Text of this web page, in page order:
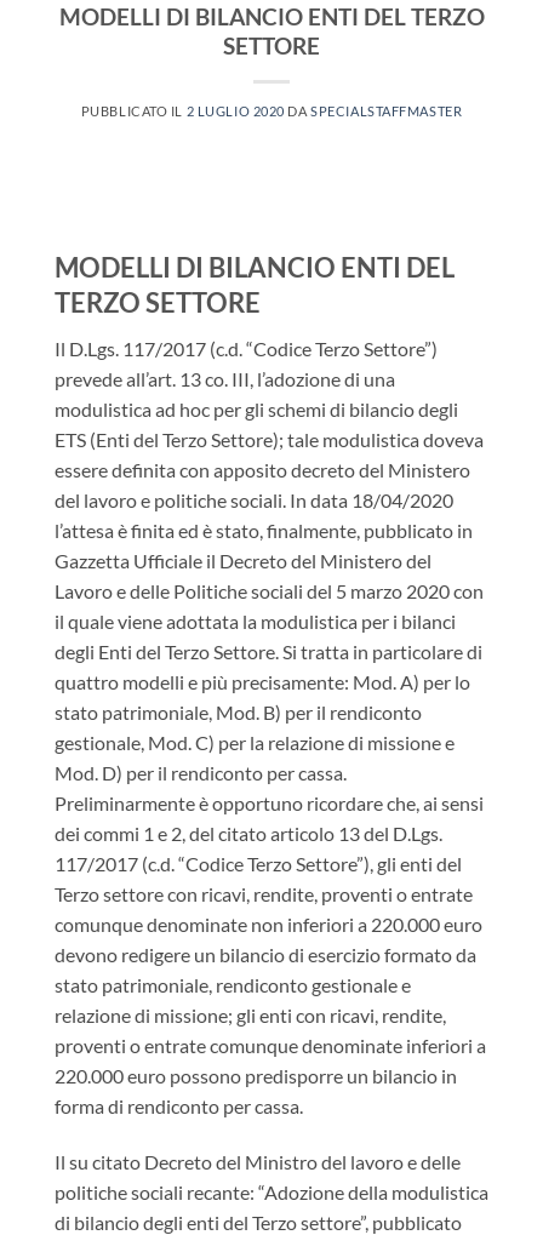
MODELLI DI BILANCIO ENTI DEL TERZO
SETTORE
PUBBLICATO IL 2 LUGLIO 2020 DASPECIALSTAFFMASTER
MODELLI DI BILANCIO ENTI DEL
TERZO SETTORE
Il D.Lgs. 117/2017 (c.d. “Codice Terzo Settore”)
prevede all’art. 13 co. III, l’adozione di una
modulistica ad hoc per gli schemi di bilancio degli
ETS (Enti del Terzo Settore); tale modulistica doveva
essere definita con apposito decreto del Ministero
del lavoro e politiche sociali. In data 18/04/2020
l’attesa è finita ed è stato, finalmente, pubblicato in
Gazzetta Ufficiale il Decreto del Ministero del
Lavoro e delle Politiche sociali del 5 marzo 2020 con
il quale viene adottata la modulistica per i bilanci
degli Enti del Terzo Settore. Si tratta in particolare di
quattro modelli e più precisamente: Mod. A) per lo
stato patrimoniale, Mod. B) per il rendiconto
gestionale, Mod. C) per la relazione di missione e
Mod. D) per il rendiconto per cassa.
Preliminarmente è opportuno ricordare che, ai sensi
dei commi 1 e 2, del citato articolo 13 del D.Lgs.
117/2017 (c.d. “Codice Terzo Settore”), gli enti del
Terzo settore con ricavi, rendite, proventi o entrate
comunque denominate non inferiori a 220.000 euro
devono redigere un bilancio di esercizio formato da
stato patrimoniale, rendiconto gestionale e
relazione di missione; gli enti con ricavi, rendite,
proventi o entrate comunque denominate inferiori a
220.000 euro possono predisporre un bilancio in
forma di rendiconto per cassa.
Il su citato Decreto del Ministro del lavoro e delle
politiche sociali recante: “Adozione della modulistica
di bilancio degli enti del Terzo settore”, pubblicato